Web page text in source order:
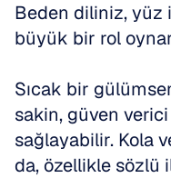
Beden diliniz, yüz
büyük bir rol
Sıcak bir
sakin, güven
sağlayabilir. Kola
da, özellikle sözlü